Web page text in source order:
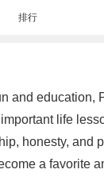
排行
and education,
life
honesty, and
a favorite